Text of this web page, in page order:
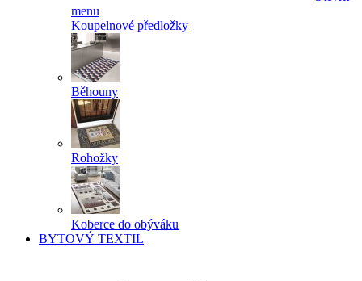
menu
Koupelnové předložky
Běhouny
Rohožky
Koberce do obýváku
BYTOVÝ TEXTIL